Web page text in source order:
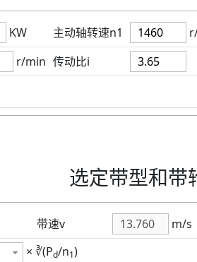
KW 主动轴转速n1
r/min 传动比i
选定带型和带
带速v
m/s
× ∛(Pd/n1)